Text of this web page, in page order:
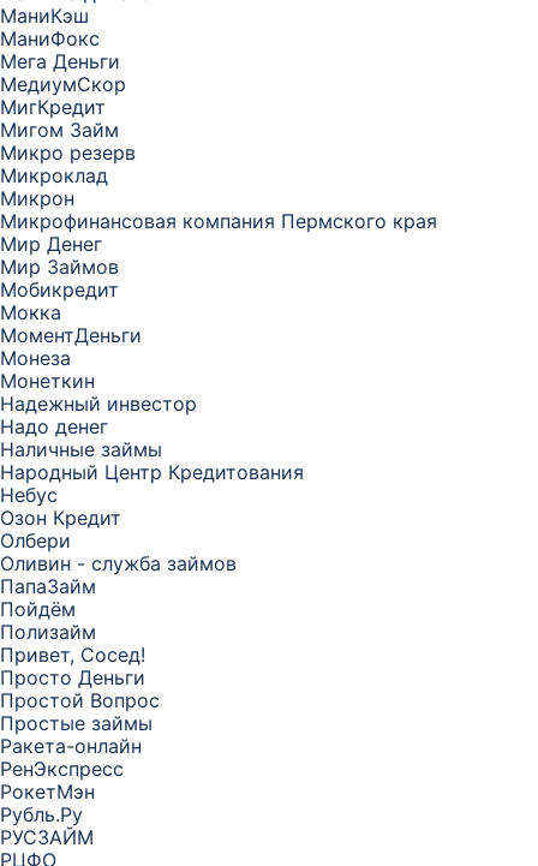
МаниКэш
МаниФокс
Мега Деньги
МедиумСкор
МигКредит
Мигом Займ
Микро резерв
Микроклад
Микрон
Микрофинансовая компания Пермского края
Мир Денег
Мир Займов
Мобикредит
Мокка
МоментДеньги
Монеза
Монеткин
Надежный инвестор
Надо денег
Наличные займы
Народный Центр Кредитования
Небус
Озон Кредит
Олбери
Оливин - служба займов
ПапаЗайм
Пойдём
Полизайм
Привет, Сосед!
Просто Деньги
Простой Вопрос
Простые займы
Ракета-онлайн
РенЭкспресс
РокетМэн
Рубль.Ру
РУСЗАЙМ
РЦФО